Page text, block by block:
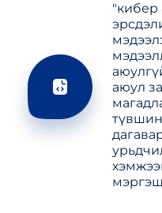
"кибер
аюул